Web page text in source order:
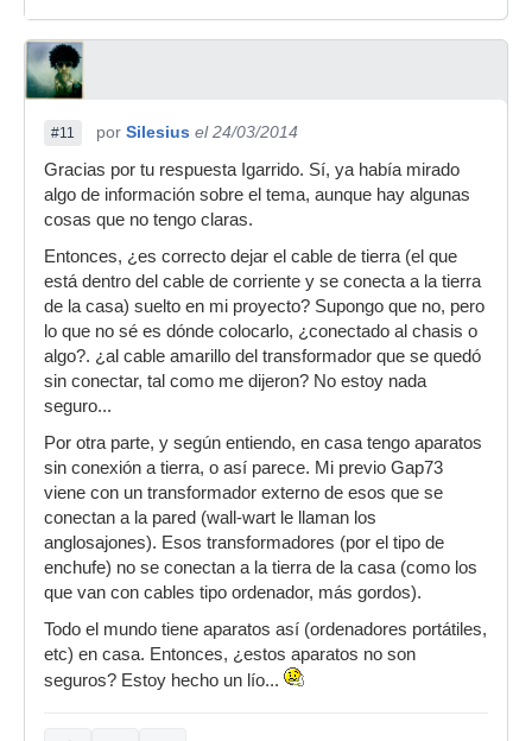
#11 por Silesius el 24/03/2014
Gracias por tu respuesta Igarrido. Sí, ya había mirado
algo de información sobre el tema, aunque hay algunas
cosas que no tengo claras.
Entonces, ¿es correcto dejar el cable de tierra (el que
está dentro del cable de corriente y se conecta a la tierra
de la casa) suelto en mi proyecto? Supongo que no, pero
lo que no sé es dónde colocarlo, ¿conectado al chasis o
algo?. ¿al cable amarillo del transformador que se quedó
sin conectar, tal como me dijeron? No estoy nada
seguro...
Por otra parte, y según entiendo, en casa tengo aparatos
sin conexión a tierra, o así parece. Mi previo Gap73
viene con un transformador externo de esos que se
conectan a la pared (wall-wart le llaman los
anglosajones). Esos transformadores (por el tipo de
enchufe) no se conectan a la tierra de la casa (como los
que van con cables tipo ordenador, más gordos).
Todo el mundo tiene aparatos así (ordenadores portátiles,
etc) en casa. Entonces, ¿estos aparatos no son
seguros? Estoy hecho un lío...